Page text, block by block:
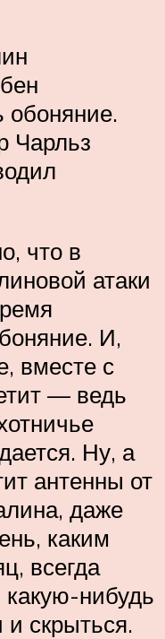
обоняние.
Чарльз
что в
атаки
И,
вместе с
— ведь
Ну, а
антенны от
даже
каким
всегда
какую-нибудь
скрыться.